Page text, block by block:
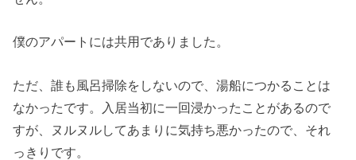
僕のアパートには共用でありました。
ただ、誰も風呂掃除をしないので、湯船につかることは
なかったです。入居当初に一回浸かったことがあるので
すが、ヌルヌルしてあまりに気持ち悪かったので、それ
っきりです。